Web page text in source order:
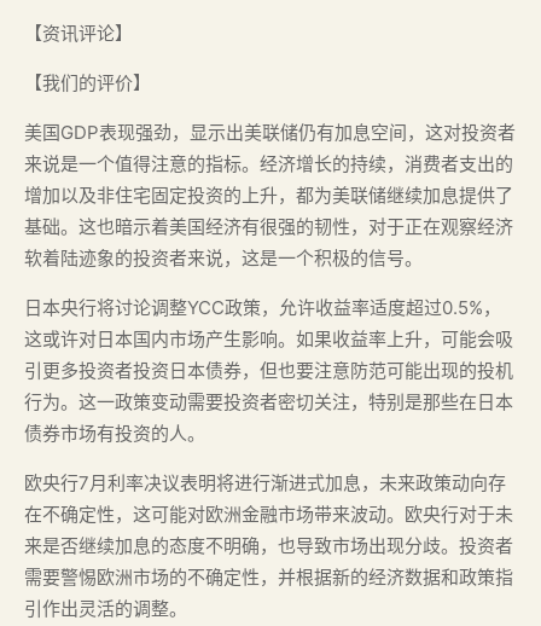
【资讯评论】
【我们的评价】
美国GDP表现强劲，显示出美联储仍有加息空间，这对投资者
来说是一个值得注意的指标。经济增长的持续，消费者支出的
增加以及非住宅固定投资的上升，都为美联储继续加息提供了
基础。这也暗示着美国经济有很强的韧性，对于正在观察经济
软着陆迹象的投资者来说，这是一个积极的信号。
日本央行将讨论调整YCC政策，允许收益率适度超过0.5%，
这或许对日本国内市场产生影响。如果收益率上升，可能会吸
引更多投资者投资日本债券，但也要注意防范可能出现的投机
行为。这一政策变动需要投资者密切关注，特别是那些在日本
债券市场有投资的人。
欧央行7月利率决议表明将进行渐进式加息，未来政策动向存
在不确定性，这可能对欧洲金融市场带来波动。欧央行对于未
来是否继续加息的态度不明确，也导致市场出现分歧。投资者
需要警惕欧洲市场的不确定性，并根据新的经济数据和政策指
引作出灵活的调整。